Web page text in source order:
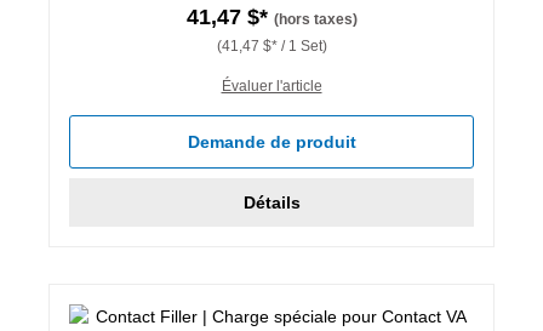
41,47 $* (hors taxes)
(41,47 $* / 1 Set)
Évaluer l'article
Demande de produit
Détails